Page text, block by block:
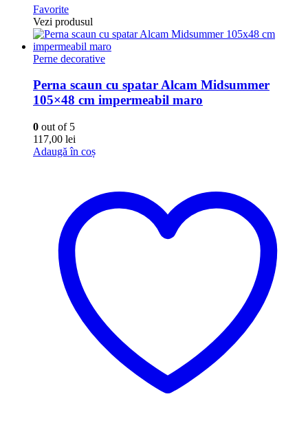
Favorite
Vezi produsul
Perne decorative
Perna scaun cu spatar Alcam Midsummer
105×48 cm impermeabil maro
0 out of 5
117,00 lei
Adaugă în coș